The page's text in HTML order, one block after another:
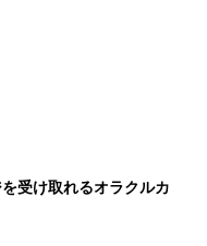
受け取れるオラクルカ